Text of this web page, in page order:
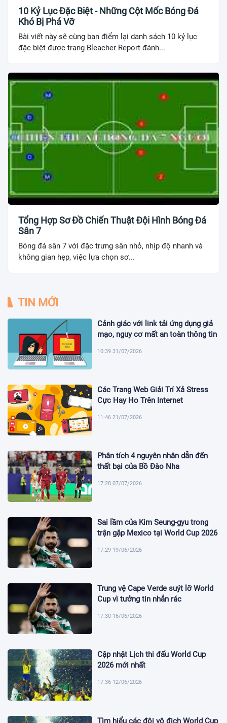
10 Kỷ Lục Đặc Biệt - Những Cột Mốc Bóng Đá
Khó Bị Phá Vỡ
Bài viết này sẽ cùng bạn điểm lại danh sách 10 kỷ lục
đặc biệt được trang Bleacher Report đánh...
Tổng Hợp Sơ Đồ Chiến Thuật Đội Hình Bóng Đá
Sân 7
Bóng đá sân 7 với đặc trưng sân nhỏ, nhịp độ nhanh và
không gian hẹp, việc lựa chọn sơ...
TIN MỚI
Cảnh giác với link tải ứng dụng giả
mạo, nguy cơ mất an toàn thông tin
10:39 31/07/2026
Các Trang Web Giải Trí Xả Stress
Cực Hay Ho Trên Internet
11:46 21/07/2026
Phân tích 4 nguyên nhân dẫn đến
thất bại của Bồ Đào Nha
17:28 07/07/2026
Sai lầm của Kim Seung-gyu trong
trận gặp Mexico tại World Cup 2026
17:29 19/06/2026
Trung vệ Cape Verde suýt lỡ World
Cup vì tưởng tin nhắn rác
17:30 16/06/2026
Cập nhật Lịch thi đấu World Cup
2026 mới nhất
17:36 12/06/2026
Tìm hiểu các đội vô địch World Cup